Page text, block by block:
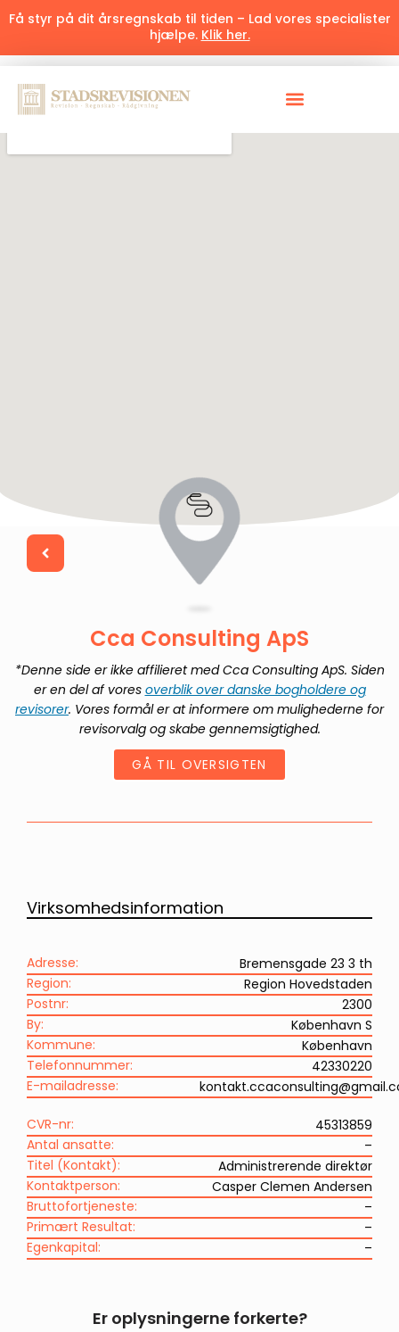
Få styr på dit årsregnskab til tiden – Lad vores specialister
hjælpe. Klik her.
Cca Consulting ApS
*Denne side er ikke affilieret medCca Consulting ApS. Siden
er en del af vores overblik over danske bogholdere og
revisorer. Vores formål er at informere om mulighederne for
revisorvalg og skabe gennemsigtighed.
GÅ TIL OVERSIGTEN
Virksomhedsinformation
Adresse:
Bremensgade 23 3 th
Region:
Region Hovedstaden
Postnr:
2300
By:
København S
Kommune:
København
Telefonnummer:
42330220
E-mailadresse:
CVR-nr:
45313859
Antal ansatte:
–
Titel (Kontakt):
Administrerende direktør
Kontaktperson:
Casper Clemen Andersen
Bruttofortjeneste:
–
Primært Resultat:
–
Egenkapital:
–
Er oplysningerne forkerte?